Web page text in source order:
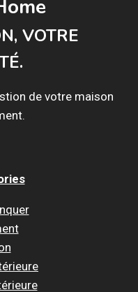
VOTRE
de votre maison